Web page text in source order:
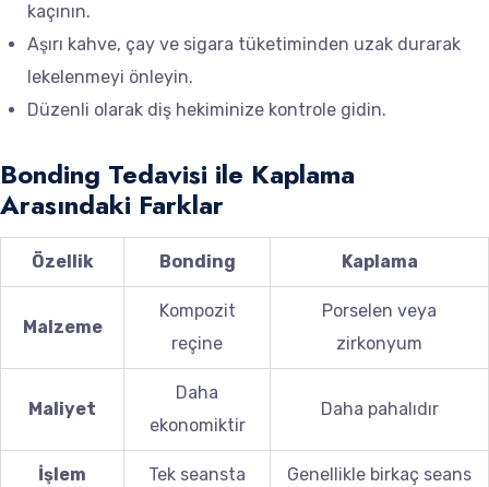
kaçının.
Aşırı kahve, çay ve sigara tüketiminden uzak durarak
lekelenmeyi önleyin.
Düzenli olarak diş hekiminize kontrole gidin.
Bonding Tedavisi ile Kaplama
Arasındaki Farklar
Özellik Bonding Kaplama
Malzeme
Kompozit
reçine
Porselen veya
zirkonyum
Maliyet
Daha
ekonomiktir
Daha pahalıdır
İşlem
Tek seansta
Genellikle birkaç seans